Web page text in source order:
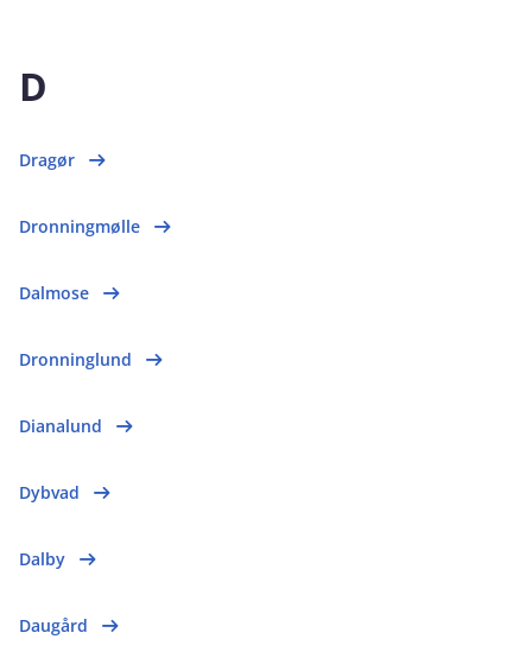
D
Dragør
Dronningmølle
Dalmose
Dronninglund
Dianalund
Dybvad
Dalby
Daugård